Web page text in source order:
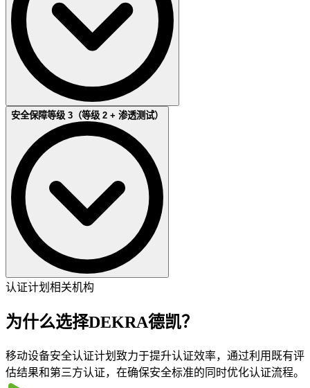
在满足一级要求的基础上，设备需通过功能测试，以验证制造
商的安全性声明。实验室对自评问卷及支持证据进行准确性审
核。通过验证后，即可授予认证并公开发布。
安全保障等级 3（等级 2 + 渗透测试）
在二级基础上，该级别增加了由 MSTL 进行的漏洞评估与渗
获得认证并公开发布。
认证计划相关机构
为什么选择DEKRA德凯？
移动设备安全认证计划致力于提升认证效率，通过利用既有评
估结果和第三方认证，在确保安全标准的同时优化认证流程。